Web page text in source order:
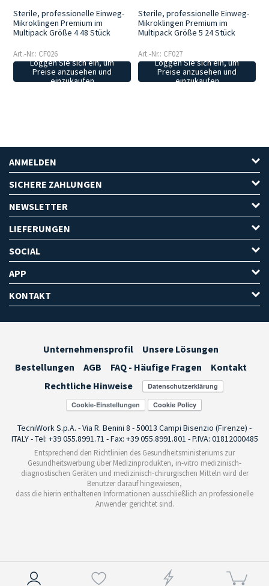
Sterile, professionelle Einweg-
Mikroklingen Premium im
Multipack Größe 4 48 Stück
Art.-Nr.: CF026
Loggen Sie sich ein, um
Preise anzusehen und
einzukaufen
Sterile, professionelle Einweg-
Mikroklingen Premium im
Multipack Größe 5 24 Stück
Art.-Nr.: CF027
Loggen Sie sich ein, um
Preise anzusehen und
einzukaufen
ANMELDEN
SICHERE ZAHLUNGEN
NEWSLETTER
LIEFERUNGEN
SOCIAL
APP
KONTAKT
Unternehmensprofil
Unsere Lösungen
Bestellungen
AGB FAQ - Häufige Fragen
Kontakt
Rechtliche Hinweise
Cookie-Einstellungen
TecniWork S.p.A. - Via R. Benini 8 - 50013 Campi Bisenzio (Firenze) -
ITALY - Tel: +39 055.8991.71 - Fax: +39 055.8991.801 - P.IVA: 01812000485
Entsprechend den Richtlinien des Gesundheitsministeriums zur
Gesundheitswerbung über Medizinprodukten, in-vitro medizinisch-
diagnostischen Geräten und medizinisch-chirurgischen Mitteln wird der
Benutzer darauf hingewiesen,
dass die hierin enthaltenen Informationen ausschließlich an professionelle
Anwender gerichtet sind.